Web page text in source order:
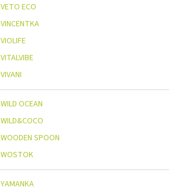
VETO ECO
VINCENTKA
VIOLIFE
VITALVIBE
VIVANI
WILD OCEAN
WILD&COCO
WOODEN SPOON
WOSTOK
YAMANKA